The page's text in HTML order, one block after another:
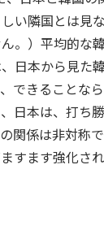
い隣国とは見
。）平均的な
日本から見た
できることな
日本は、打ち
関係は非対称
すます強化さ